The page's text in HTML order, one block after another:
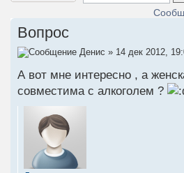
Вопрос
Денис » 14 дек 2012,
А вот мне интересно , а
совместима с алкоголем ?